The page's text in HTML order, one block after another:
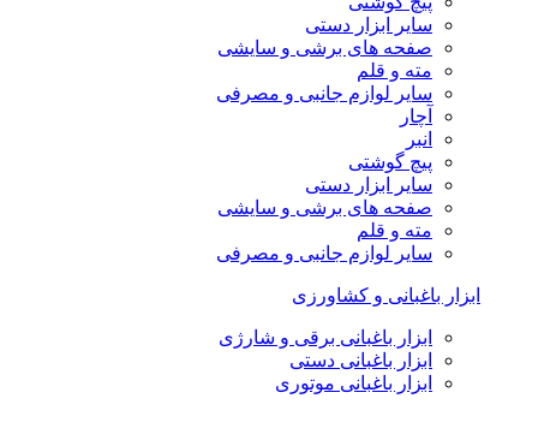
سایر ابزار دستی
صفحه های برشی و سایشی
مته و قلم
سایر لوازم جانبی و مصرفی
آچار
انبر
پیچ گوشتی
سایر ابزار دستی
صفحه های برشی و سایشی
مته و قلم
سایر لوازم جانبی و مصرفی
ابزار باغبانی و کشاورزی
ابزار باغبانی برقی و شارژی
ابزار باغبانی دستی
ابزار باغبانی موتوری